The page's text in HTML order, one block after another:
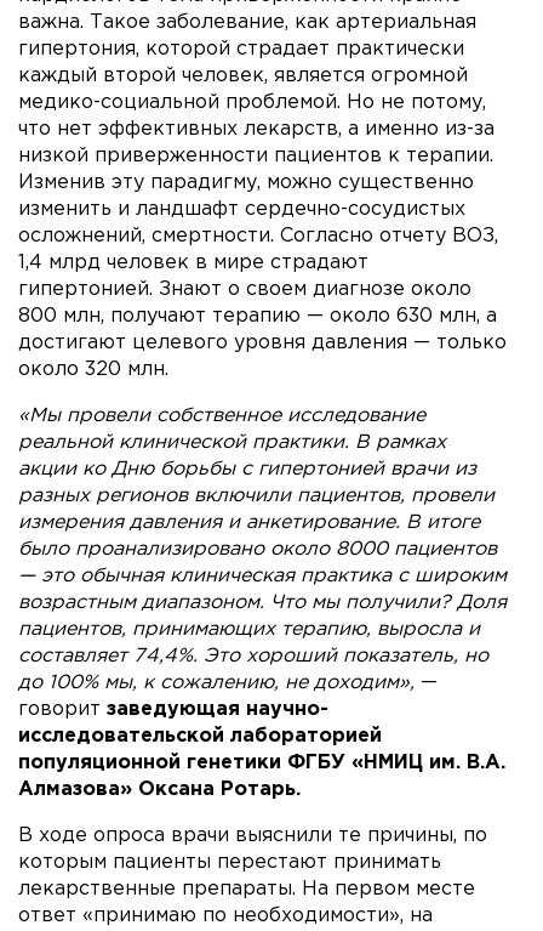
важна. Такое заболевание, как артериальная
гипертония, которой страдает практически
каждый второй человек, является огромной
медико-социальной проблемой. Но не потому,
что нет эффективных лекарств, а именно из-за
низкой приверженности пациентов к терапии.
Изменив эту парадигму, можно существенно
изменить и ландшафт сердечно-сосудистых
осложнений, смертности. Согласно отчету ВОЗ,
1,4 млрд человек в мире страдают
гипертонией. Знают о своем диагнозе около
800 млн, получают терапию — около 630 млн, а
достигают целевого уровня давления — только
около 320 млн.
«Мы провели собственное исследование
реальной клинической практики. В рамках
акции ко Дню борьбы с гипертонией врачи из
разных регионов включили пациентов, провели
измерения давления и анкетирование. В итоге
было проанализировано около 8000 пациентов
— это обычная клиническая практика с широким
возрастным диапазоном. Что мы получили? Доля
пациентов, принимающих терапию, выросла и
составляет 74,4%. Это хороший показатель, но
до 100% мы, к сожалению, не доходим», —
говорит заведующая научно-
исследовательской лабораторией
популяционной генетики ФГБУ «НМИЦ им. В.А.
Алмазова» Оксана Ротарь.
В ходе опроса врачи выяснили те причины, по
которым пациенты перестают принимать
лекарственные препараты. На первом месте
ответ «принимаю по необходимости», на